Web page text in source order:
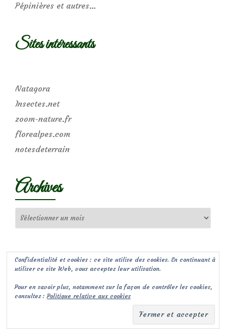
Pépinières et autres…
Sites intéressants
Natagora
Insectes.net
zoom-nature.fr
florealpes.com
notesdeterrain
Archives
Confidentialité et cookies : ce site utilise des cookies. En continuant à
utiliser ce site Web, vous acceptez leur utilisation.
Pour en savoir plus, notamment sur la façon de contrôler les cookies,
consultez :Politique relative aux cookies